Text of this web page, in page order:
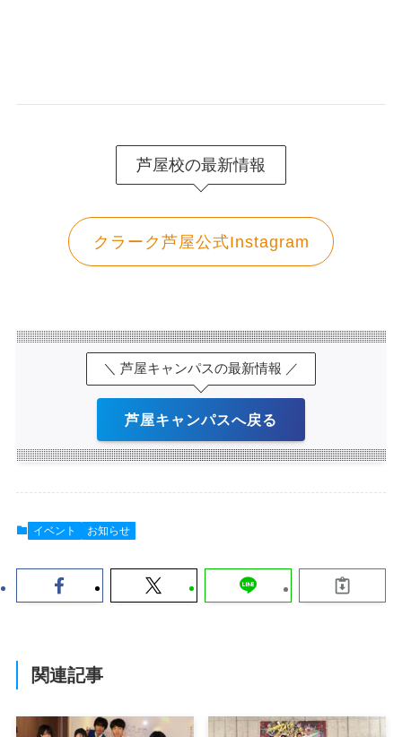
芦屋校の最新情報
クラーク芦屋公式Instagram
＼ 芦屋キャンパスの最新情報 ／
芦屋キャンパスへ戻る
イベント お知らせ
関連記事